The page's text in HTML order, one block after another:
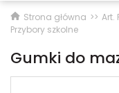
Strona główna Art.
Przybory szkolne
Gumki do